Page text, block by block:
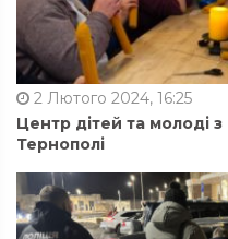
2 Лютого 2024, 16:25
Центр дітей та молоді з
Тернополі